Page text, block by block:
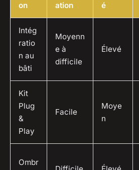
on
ation
é
Intég
ratio
n au
bâti
Moyenn
e à
difficile
Élevé
Kit
Plug
&
Play
Facile
Moye
n
Ombr